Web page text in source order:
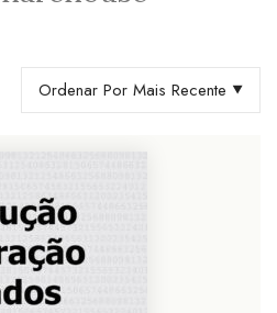
Ordenar Por Mais Recente